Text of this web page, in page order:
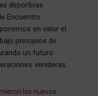
deportivas
Encuentro
en valor el
principios de
un futuro
venideras.
los nuevos